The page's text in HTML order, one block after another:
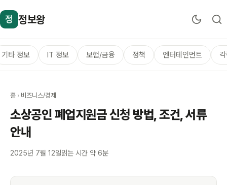
정 정보왕
기타 정보 IT 정보 보험/금융 정책 엔터테인먼트
홈 › 비즈니스/경제
소상공인 폐업지원금 신청 방법, 조건, 서류
안내
2025년 7월 12일읽는 시간 약 6분